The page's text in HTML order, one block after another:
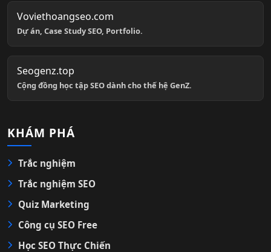
Voviethoangseo.com
Dự án, Case Study SEO, Portfolio.
Seogenz.top
Cộng đồng học tập SEO dành cho thế hệ GenZ.
KHÁM PHÁ
Trắc nghiệm
Trắc nghiệm SEO
Quiz Marketing
Công cụ SEO Free
Học SEO Thực Chiến